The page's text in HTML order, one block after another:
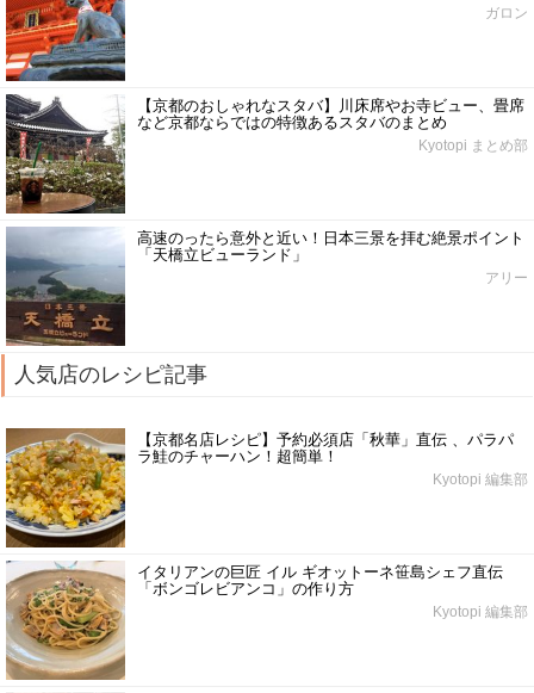
ガロン
【京都のおしゃれなスタバ】川床席やお寺ビュー、畳席
など京都ならではの特徴あるスタバのまとめ
Kyotopi まとめ部
高速のったら意外と近い！日本三景を拝む絶景ポイント
「天橋立ビューランド」
アリー
人気店のレシピ記事
【京都名店レシピ】予約必須店「秋華」直伝 、パラパ
ラ鮭のチャーハン！超簡単！
Kyotopi 編集部
イタリアンの巨匠 イル ギオットーネ笹島シェフ直伝
「ボンゴレビアンコ」の作り方
Kyotopi 編集部